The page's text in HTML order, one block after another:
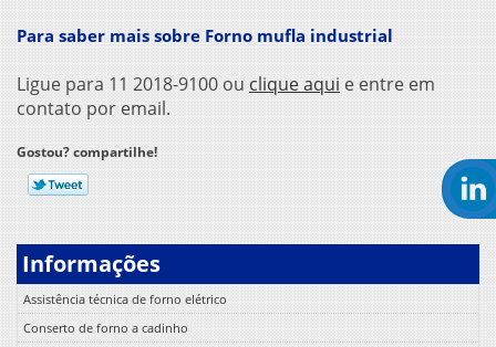
Para saber mais sobre Forno mufla industrial
Ligue para 11 2018-9100ou clique aqui e entre em
contato por email.
Gostou? compartilhe!
Informações
Assistência técnica de forno elétrico
Conserto de forno a cadinho